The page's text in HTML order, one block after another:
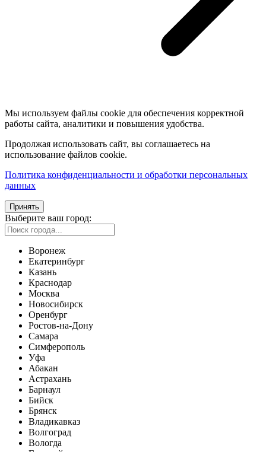
Мы используем файлы cookie для обеспечения корректной
работы сайта, аналитики и повышения удобства.
Продолжая использовать сайт, вы соглашаетесь на
использование файлов cookie.
Политика конфиденциальности и обработки персональных
данных
Принять
Выберите ваш город:
Воронеж
Екатеринбург
Казань
Краснодар
Москва
Новосибирск
Оренбург
Ростов-на-Дону
Самара
Симферополь
Уфа
Абакан
Астрахань
Барнаул
Бийск
Брянск
Владикавказ
Волгоград
Вологда